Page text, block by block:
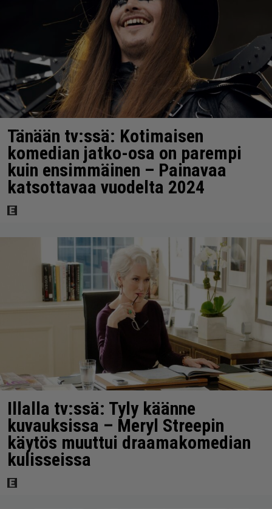
Tänään tv:ssä: Kotimaisen
komedian jatko-osa on parempi
kuin ensimmäinen – Painavaa
katsottavaa vuodelta 2024
Illalla tv:ssä: Tyly käänne
kuvauksissa – Meryl Streepin
käytös muuttui draamakomedian
kulisseissa